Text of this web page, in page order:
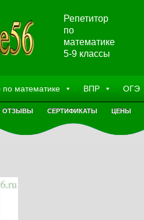
Репетитор
по
математике
5-9 классы
по математике ВПР ОГЭ
ОТЗЫВЫ СЕРТИФИКАТЫ ЦЕНЫ